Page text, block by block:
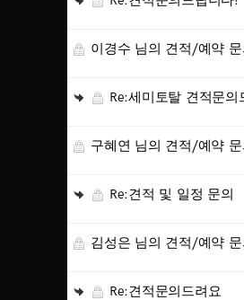
이경수 님의 견적/예약
Re:세미토탈 견적문의
구혜연 님의 견적/예약
Re:견적 및 일정 문의
김성은 님의 견적/예약
Re:견적문의드려요
※ 신규 계
잔